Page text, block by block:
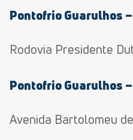
Pontofrio Guarulhos
Rodovia Presidente
Pontofrio Guarulhos
Avenida Bartolomeu